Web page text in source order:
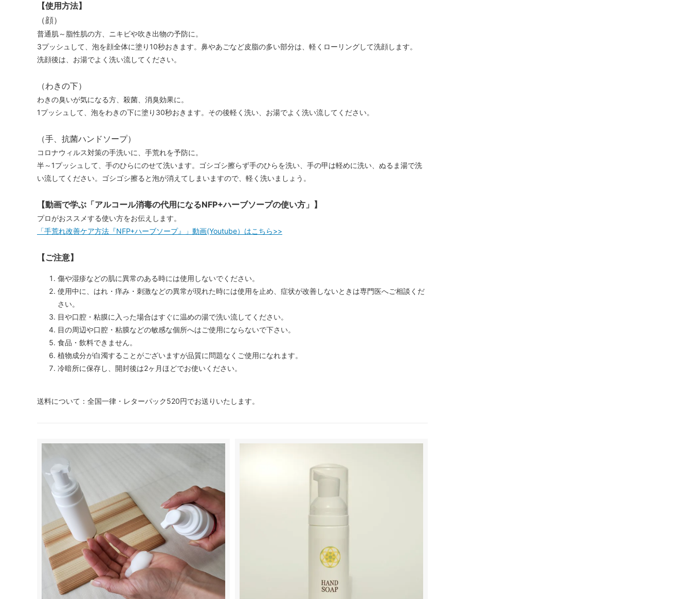
【使用方法】
（顔）
普通肌～脂性肌の方、ニキビや吹き出物の予防に。
3プッシュして、泡を顔全体に塗り10秒おきます。鼻やあごなど皮脂の多い部分は、軽くローリングして洗顔します。
洗顔後は、お湯でよく洗い流してください。
（わきの下）
わきの臭いが気になる方、殺菌、消臭効果に。
1プッシュして、泡をわきの下に塗り30秒おきます。その後軽く洗い、お湯でよく洗い流してください。
（手、抗菌ハンドソープ）
コロナウィルス対策の手洗いに、手荒れを予防に。
半～1プッシュして、手のひらにのせて洗います。ゴシゴシ擦らず手のひらを洗い、手の甲は軽めに洗い、ぬるま湯で洗
い流してください。ゴシゴシ擦ると泡が消えてしまいますので、軽く洗いましょう。
【動画で学ぶ「アルコール消毒の代用になるNFP+ハーブソープの使い方」】
プロがおススメする使い方をお伝えします。
「手荒れ改善ケア方法『NFP+ハーブソープ』」動画(Youtube）はこちら>>
【ご注意】
傷や湿疹などの肌に異常のある時には使用しないでください。
使用中に、はれ・痒み・刺激などの異常が現れた時には使用を止め、症状が改善しないときは専門医へご相談くだ
さい。
目や口腔・粘膜に入った場合はすぐに温めの湯で洗い流してください。
目の周辺や口腔・粘膜などの敏感な個所へはご使用にならないで下さい。
食品・飲料できません。
植物成分が白濁することがございますが品質に問題なくご使用になれます。
冷暗所に保存し、開封後は2ヶ月ほどでお使いください。
送料について：全国一律・レターパック520円でお送りいたします。